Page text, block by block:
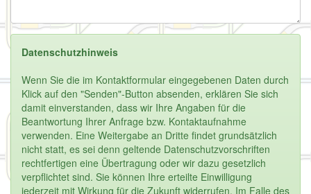
Datenschutzhinweis
Wenn Sie die im Kontaktformular eingegebenen Daten durch
Klick auf den "Senden"-Button absenden, erklären Sie sich
damit einverstanden, dass wir Ihre Angaben für die
Beantwortung Ihrer Anfrage bzw. Kontaktaufnahme
verwenden. Eine Weitergabe an Dritte findet grundsätzlich
nicht statt, es sei denn geltende Datenschutzvorschriften
rechtfertigen eine Übertragung oder wir dazu gesetzlich
verpflichtet sind. Sie können Ihre erteilte Einwilligung
jederzeit mit Wirkung für die Zukunft widerrufen. Im Falle des